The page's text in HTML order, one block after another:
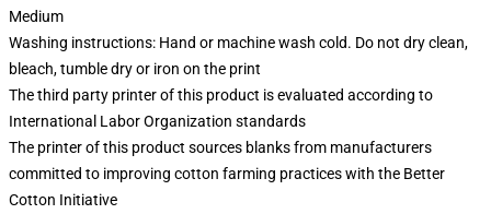
Medium
Washing instructions: Hand or machine wash cold. Do not dry clean,
bleach, tumble dry or iron on the print
The third party printer of this product is evaluated according to
International Labor Organization standards
The printer of this product sources blanks from manufacturers
committed to improving cotton farming practices with the Better
Cotton Initiative